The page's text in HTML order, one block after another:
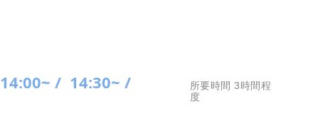
14:00~ / 14:30~ /
所要時間 3時間程
度